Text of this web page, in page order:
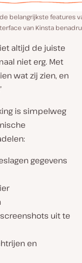
belangrijkste features
van Kinsta
altijd de juiste
niet erg. Met
wat zij zien, en
is simpelweg
gegevens
uit te
en